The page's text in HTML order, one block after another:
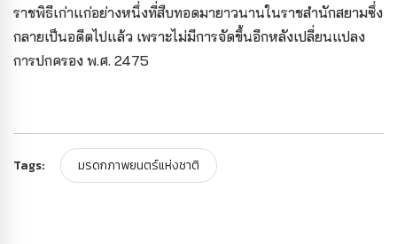
ราชพิธีเก่าแก่อย่างหนึ่งที่สืบทอดมายาวนานในราชสำนักสยามซึ่ง
กลายเป็นอดีตไปแล้ว เพราะไม่มีการจัดขึ้นอีกหลังเปลี่ยนแปลง
การปกครอง พ.ศ. 2475
Tags: มรดกภาพยนตร์แห่งชาติ